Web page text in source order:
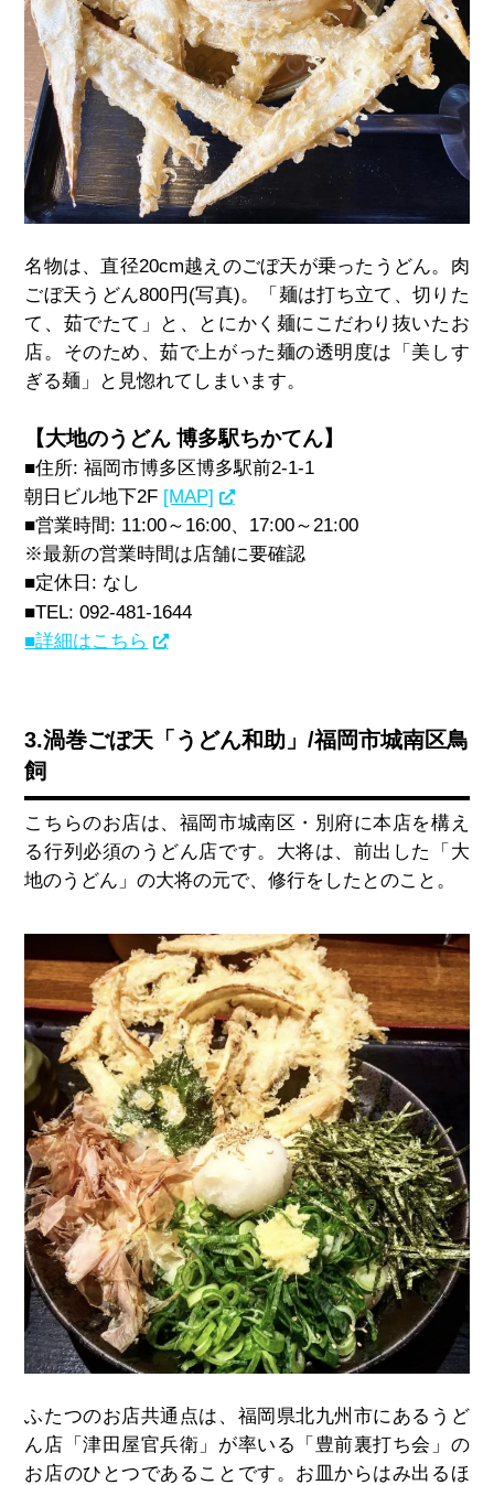
名物は、直径20cm越えのごぼ天が乗ったうどん。肉
ごぼ天うどん800円(写真)。
「麺は打ち立て、切りた
て、茹でたて」と、とにかく麺にこだわり抜いたお
店。そのため、茹で上がった麺の透明度は「美しす
ぎる麺」と見惚れてしまいます。
【大地のうどん 博多駅ちかてん】
■住所: 福岡市博多区博多駅前2-1-1
朝日ビル地下2F [MAP]
■営業時間: 11:00～16:00、17:00～21:00
※最新の営業時間は店舗に要確認
■定休日: なし
■TEL: 092-481-1644
■詳細はこちら
3.渦巻ごぼ天「うどん和助」/福岡市城南区鳥
飼
こちらのお店は、福岡市城南区・別府に本店を構え
る行列必須のうどん店です。大将は、前出した「大
地のうどん」の大将の元で、修行をしたとのこと。
ふたつのお店共通点は、福岡県北九州市にあるうど
ん店「津田屋官兵衛」が率いる「豊前裏打ち会」の
お店のひとつであることです。 お皿からはみ出るほ